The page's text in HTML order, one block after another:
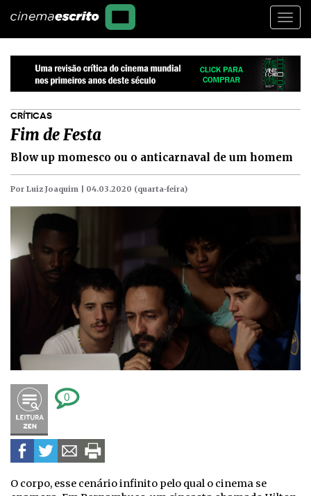
CRÍTICAS
Fim de Festa
Blow up momesco ou o anticarnaval de um homem
Por Luiz Joaquim | 04.03.2020 (quarta-feira)
0
O corpo, esse cenário infinito pelo qual o cinema se